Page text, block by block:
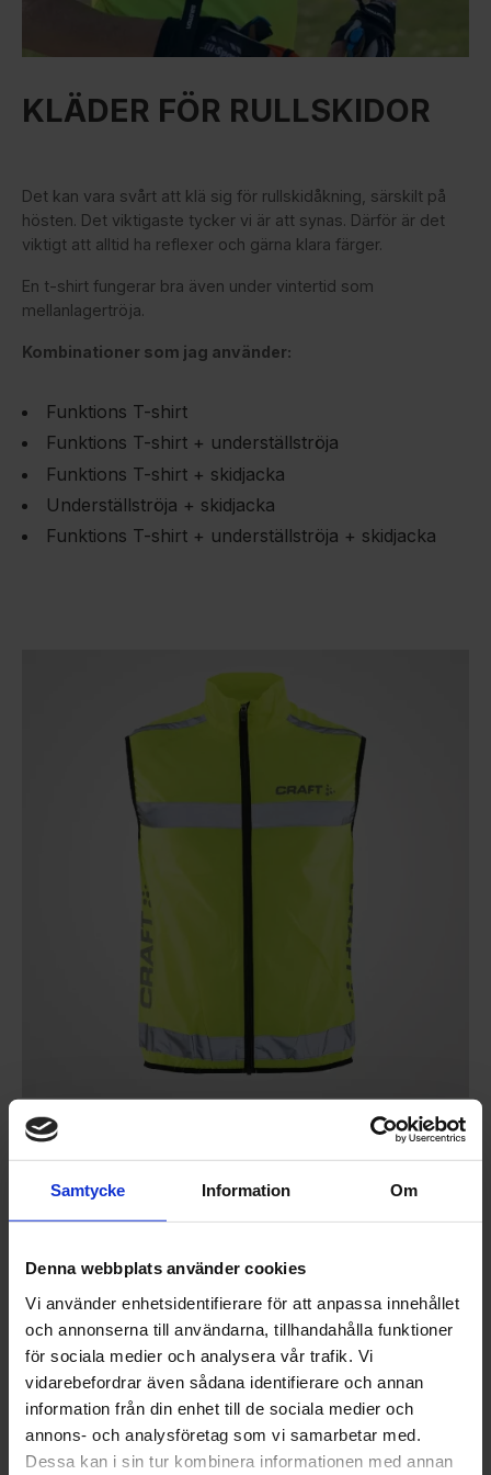
Samtycke Information Om
Denna webbplats använder cookies
Vi använder enhetsidentifierare för att anpassa innehållet
och annonserna till användarna, tillhandahålla funktioner
för sociala medier och analysera vår trafik. Vi
vidarebefordrar även sådana identifierare och annan
information från din enhet till de sociala medier och
annons- och analysföretag som vi samarbetar med.
Dessa kan i sin tur kombinera informationen med annan
KLÄDER FÖR RULLSKIDOR
Det kan vara svårt att klä sig för rullskidåkning, särskilt på
hösten. Det viktigaste tycker vi är att synas. Därför är det
viktigt att alltid ha reflexer och gärna klara färger.
En t-shirt fungerar bra även under vintertid som
mellanlagertröja.
Kombinationer som jag använder:
Funktions T-shirt
Funktions T-shirt + underställströja
Funktions T-shirt + skidjacka
Underställströja + skidjacka
Funktions T-shirt + underställströja + skidjacka
Reflexvästen är ett bra plagg både för synlighet och
släpper ut fukten på ryggen och en vindtät framsida.